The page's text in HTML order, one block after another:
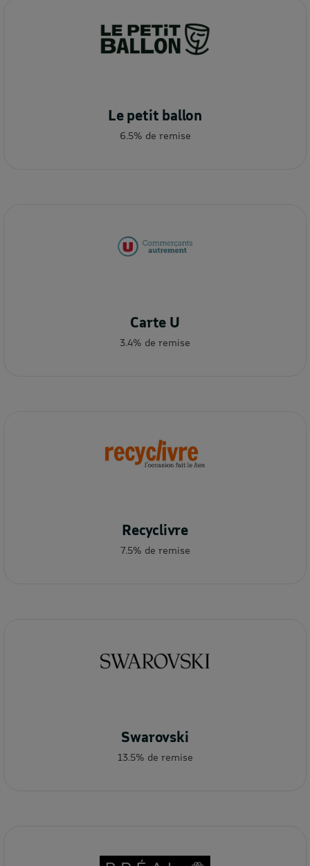
Le petit ballon
6.5% de remise
Carte U
3.4% de remise
Recyclivre
7.5% de remise
Swarovski
13.5% de remise